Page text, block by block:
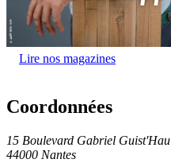
Lire nos magazines
Coordonnées
15 Boulevard Gabriel Guist'Hau
44000 Nantes